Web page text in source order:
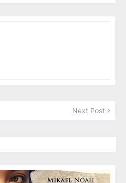
Next Post